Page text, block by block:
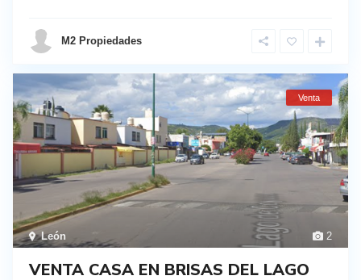
M2 Propiedades
2
León
Venta
VENTA CASA EN BRISAS DEL LAGO